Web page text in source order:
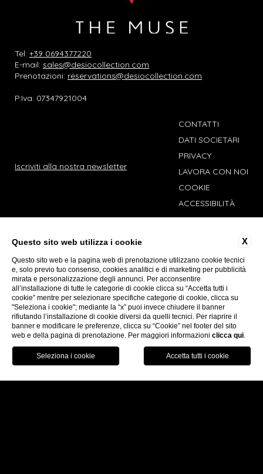
Tel: +39 0694377220
E-mail: sales@desiocollection.com
Prenotazioni: reservations@desiocollection.com
P.Iva: 07347921004
Iscriviti alla nostra newsletter
CONTATTI
DATI SOCIETARI
PRIVACY
LAVORA CON NOI
COOKIE
ACCESSIBILITÀ
Palazzo Navona
WEBSITE BY BLASTNESS
X
Questo sito web utilizza i cookie
Questo sito web e la pagina web di prenotazione utilizzano cookie tecnici
e, solo previo tuo consenso, cookies analitici e di marketing per pubblicità
mirata e personalizzazione degli annunci. Per acconsentire
all’installazione di tutte le categorie di cookie clicca su “Accetta tutti i
cookie” mentre per selezionare specifiche categorie di cookie, clicca su
"Seleziona i cookie"; mediante la “x” puoi invece chiudere il banner
rifiutando l’installazione di cookie diversi da quelli tecnici. Per riaprire il
banner e modificare le preferenze, clicca su “Cookie” nel footer del sito
web e della pagina di prenotazione. Per maggiori informazioni clicca qui.